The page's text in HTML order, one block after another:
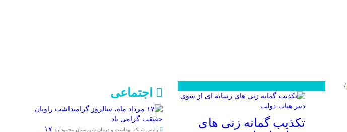
/
تکذیب گمانه زنی های
اجتماعی
رئیس شبکه بهداشت و درمان شهرستان محمودآباد
۱۷